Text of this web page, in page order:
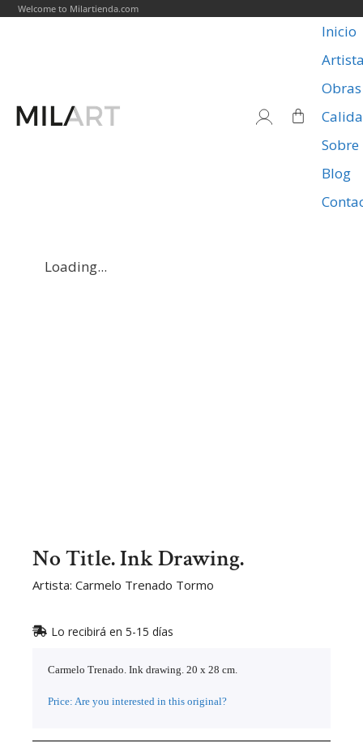
Welcome to Milartienda.com
Inicio
Obras
Blog
Loading...
No Title. Ink Drawing.
Artista: Carmelo Trenado Tormo
Lo recibirá en 5-15 días
Carmelo Trenado. Ink drawing. 20 x 28 cm.
Price: Are you interested in this original?